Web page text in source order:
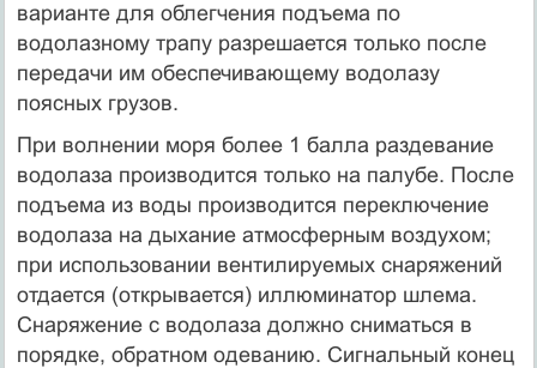
варианте для облегчения подъема по
водолазному трапу разрешается только после
передачи им обеспечивающему водолазу
поясных грузов.
При волнении моря более 1 балла раздевание
водолаза производится только на палубе. После
подъема из воды производится переключение
водолаза на дыхание атмосферным воздухом;
при использовании вентилируемых снаряжений
отдается (открывается) иллюминатор шлема.
Снаряжение с водолаза должно сниматься в
порядке, обратном одеванию. Сигнальный конец